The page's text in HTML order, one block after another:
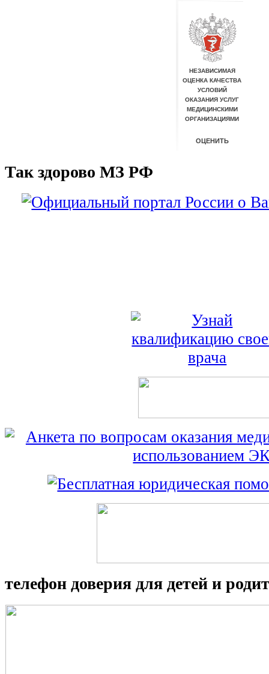
Так здорово МЗ РФ
телефон доверия для детей и